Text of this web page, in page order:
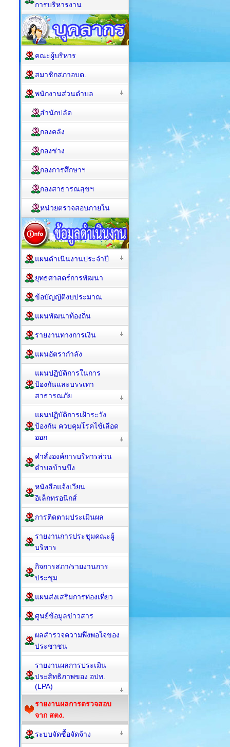
การบริหารงาน
คณะผู้บริหาร
สมาชิกสภาอบต.
พนักงานส่วนตำบล
สำนักปลัด
กองคลัง
กองช่าง
กองการศึกษาฯ
กองสาธารณสุขฯ
หน่วยตรวจสอบภายใน
แผนดำเนินงานประจำปี
ยุทธศาสตร์การพัฒนา
ข้อบัญญัติงบประมาณ
แผนพัฒนาท้องถิ่น
รายงานทางการเงิน
แผนอัตรากำลัง
แผนปฏิบัติการในการ
ป้องกันและบรรเทา
สาธารณภัย
แผนปฏิบัติการเฝ้าระวัง
ป้องกัน ควบคุมโรคไข้เลือด
ออก
คำสั่งองค์การบริหารส่วน
ตำบลบ้านบึง
หนังสือแจ้งเวียน
อิเล็กทรอนิกส์
การติดตามประเมินผล
รายงานการประชุมคณะผู้
บริหาร
กิจการสภา/รายงานการ
ประชุม
แผนส่งเสริมการท่องเที่ยว
ศูนย์ข้อมูลข่าวสาร
ผลสำรวจความพึงพอใจของ
ประชาชน
รายงานผลการประเมิน
ประสิทธิภาพของ อปท.
(LPA)
รายงานผลการตรวจสอบ
จาก สตง.
ระบบจัดซื้อจัดจ้าง